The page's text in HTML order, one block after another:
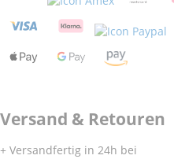
Versand & Retouren
+ Versandfertig in 24h bei